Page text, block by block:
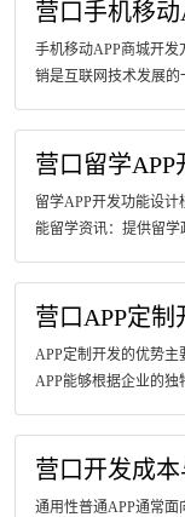
营口手机移
手机移动APP商城开发
销是互联网技术发展
营口留学
留学APP开发功能设
能留学资讯：提供留
营口APP定
APP定制开发的优势
APP能够根据企业的独
营口开发成
通用性普通APP通常